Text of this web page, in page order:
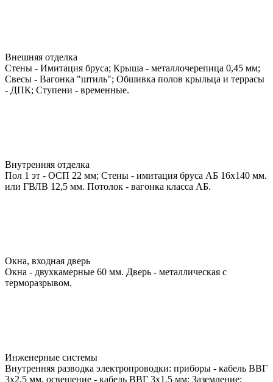
Внешняя отделка
Стены - Имитация бруса; Крыша - металлочерепица 0,45 мм;
Свесы - Вагонка "штиль"; Обшивка полов крыльца и террасы
- ДПК; Ступени - временные.
Внутренняя отделка
Пол 1 эт - ОСП 22 мм; Стены - имитация бруса АБ 16х140 мм.
или ГВЛВ 12,5 мм. Потолок - вагонка класса АБ.
Окна, входная дверь
Окна - двухкамерные 60 мм. Дверь - металлическая с
терморазрывом.
Инженерные системы
Внутренняя разводка электропроводки: приборы - кабель ВВГ
3х2,5 мм, освещение - кабель ВВГ 3х1,5 мм; Заземление;